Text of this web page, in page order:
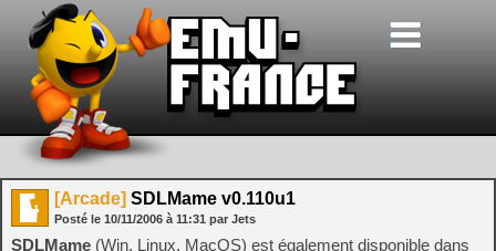
[Arcade] SDLMame v0.110u1
Posté le 10/11/2006 à 11:31 par Jets
SDLMame (Win, Linux, MacOS) est également disponible dans